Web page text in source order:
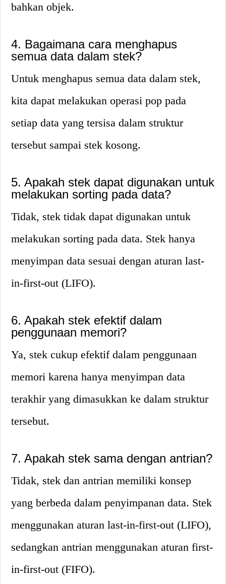
bahkan objek.
4. Bagaimana cara menghapus
semua data dalam stek?
Untuk menghapus semua data dalam stek,
kita dapat melakukan operasi pop pada
setiap data yang tersisa dalam struktur
tersebut sampai stek kosong.
5. Apakah stek dapat digunakan untuk
melakukan sorting pada data?
Tidak, stek tidak dapat digunakan untuk
melakukan sorting pada data. Stek hanya
menyimpan data sesuai dengan aturan last-
in-first-out (LIFO).
6. Apakah stek efektif dalam
penggunaan memori?
Ya, stek cukup efektif dalam penggunaan
memori karena hanya menyimpan data
terakhir yang dimasukkan ke dalam struktur
tersebut.
7. Apakah stek sama dengan antrian?
Tidak, stek dan antrian memiliki konsep
yang berbeda dalam penyimpanan data. Stek
menggunakan aturan last-in-first-out (LIFO),
sedangkan antrian menggunakan aturan first-
in-first-out (FIFO).